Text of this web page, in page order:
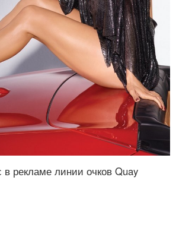
рекламе линии очков Quay